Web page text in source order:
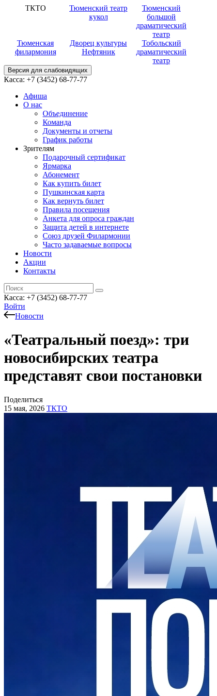
ТКТО
Тюменский театр
кукол
Тюменский
большой
драматический
театр
Тюменская
филармония
Дворец культуры
Нефтяник
Тобольский
драматический
театр
Версия для слабовидящих
Касса: +7 (3452) 68-77-77
Афиша
О нас
Объединение
Команда
Документы и отчеты
График работы
Зрителям
Подарочный сертификат
Ярмарка
Абонемент
Как купить билет
Пушкинская карта
Как вернуть билет
Правила посещения
Анкета для опроса граждан
Защита детей в интернете
Союз друзей Филармонии
Часто задаваемые вопросы
Новости
Акции
Контакты
Касса: +7 (3452) 68-77-77
Войти
Новости
«Театральный поезд»: три
новосибирских театра
представят свои постановки
Поделиться
15 мая, 2026 ТКТО